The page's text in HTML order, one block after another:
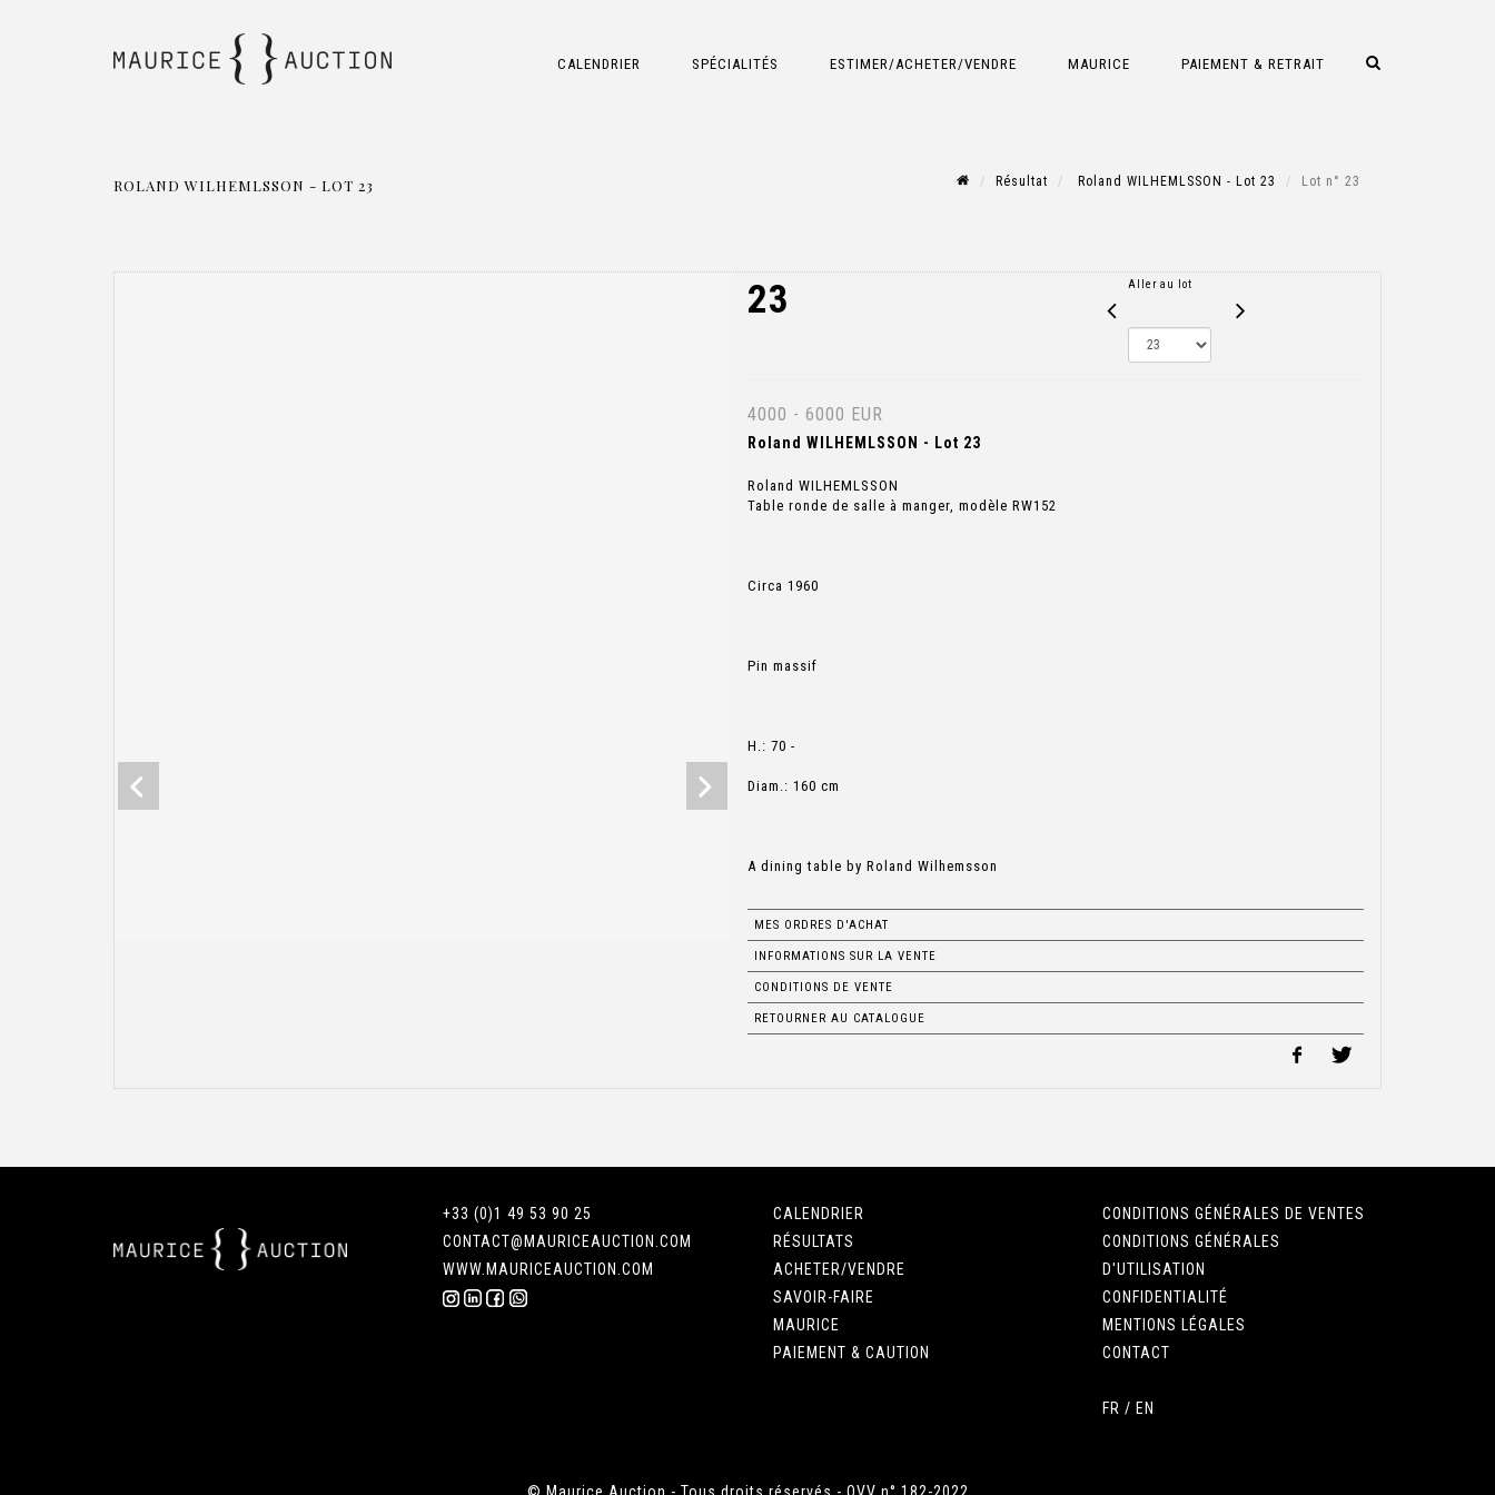
CALENDRIER SPÉCIALITÉS ESTIMER/ACHETER/VENDRE MAURICE PAIEMENT & RETRAIT
ROLAND WILHEMLSSON - LOT 23 Résultat Roland WILHEMLSSON - Lot 23 Lot n° 23
23 Aller au lot
4000 - 6000 EUR
Roland WILHEMLSSON - Lot 23
Roland WILHEMLSSON
Table ronde de salle à manger, modèle RW152
Circa 1960
Pin massif
H.: 70 -
Diam.: 160 cm
A dining table by Roland Wilhemsson
MES ORDRES D'ACHAT
INFORMATIONS SUR LA VENTE
CONDITIONS DE VENTE
RETOURNER AU CATALOGUE
+33 (0)1 49 53 90 25
CONTACT@MAURICEAUCTION.COM
WWW.MAURICEAUCTION.COM
CALENDRIER
RÉSULTATS
ACHETER/VENDRE
SAVOIR-FAIRE
MAURICE
PAIEMENT & CAUTION
CONDITIONS GÉNÉRALES DE VENTES
CONDITIONS GÉNÉRALES
D'UTILISATION
CONFIDENTIALITÉ
MENTIONS LÉGALES
CONTACT
FR / EN